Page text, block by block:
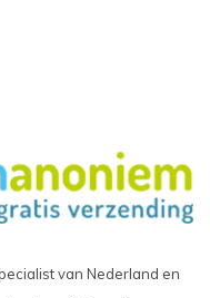
van Nederland en